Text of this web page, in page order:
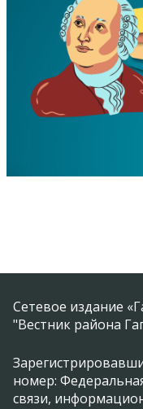
Сетевое издание
"Вестник района
номер:
связи,